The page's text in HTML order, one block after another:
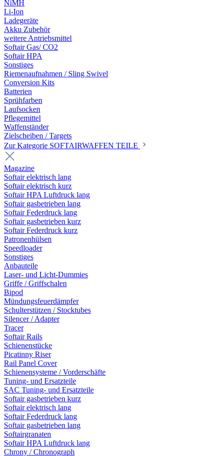
NiMH
Li-Ion
Ladegeräte
Akku Zubehör
weitere Antriebsmittel
Softair Gas/ CO2
Softair HPA
Sonstiges
Riemenaufnahmen / Sling Swivel
Conversion Kits
Batterien
Sprühfarben
Laufsocken
Pflegemittel
Waffenständer
Zielscheiben / Targets
Zur Kategorie SOFTAIRWAFFEN TEILE
Magazine
Softair elektrisch lang
Softair elektrisch kurz
Softair HPA Luftdruck lang
Softair gasbetrieben lang
Softair Federdruck lang
Softair gasbetrieben kurz
Softair Federdruck kurz
Patronenhülsen
Speedloader
Sonstiges
Anbauteile
Laser- und Licht-Dummies
Griffe / Griffschalen
Bipod
Mündungsfeuerdämpfer
Schulterstützen / Stocktubes
Silencer / Adapter
Tracer
Softair Rails
Schienenstücke
Picatinny Riser
Rail Panel Cover
Schienensysteme / Vorderschäfte
Tuning- und Ersatzteile
SAC Tuning- und Ersatzteile
Softair gasbetrieben kurz
Softair elektrisch lang
Softair Federdruck lang
Softair gasbetrieben lang
Softairgranaten
Softair HPA Luftdruck lang
Chrony / Chronograph